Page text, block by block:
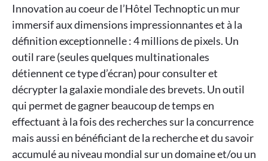
Innovation au coeur de l’Hôtel Technoptic un mur
immersif aux dimensions impressionnantes et à la
définition exceptionnelle : 4 millions de pixels. Un
outil rare (seules quelques multinationales
détiennent ce type d’écran) pour consulter et
décrypter la galaxie mondiale des brevets. Un outil
qui permet de gagner beaucoup de temps en
effectuant à la fois des recherches sur la concurrence
mais aussi en bénéficiant de la recherche et du savoir
accumulé au niveau mondial sur un domaine et/ou un